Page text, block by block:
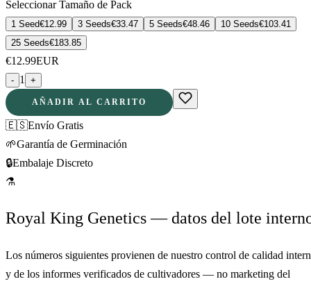
Seleccionar Tamaño de Pack
1 Seed€12.99 3 Seeds€33.47 5 Seeds€48.46 10 Seeds€103.41
25 Seeds€183.85
€12.99EUR
- 1 +
AÑADIR AL CARRITO
🇪🇸Envío Gratis
🌱Garantía de Germinación
🔒Embalaje Discreto
⚗
Royal King Genetics — datos del lote
Los números siguientes provienen de nuestro control de calidad
y de los informes verificados de cultivadores — no marketing del